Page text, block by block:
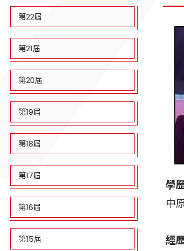
第22屆
第21屆
第20屆
第19屆
第18屆
第17屆
第16屆
第15屆
學
中
經